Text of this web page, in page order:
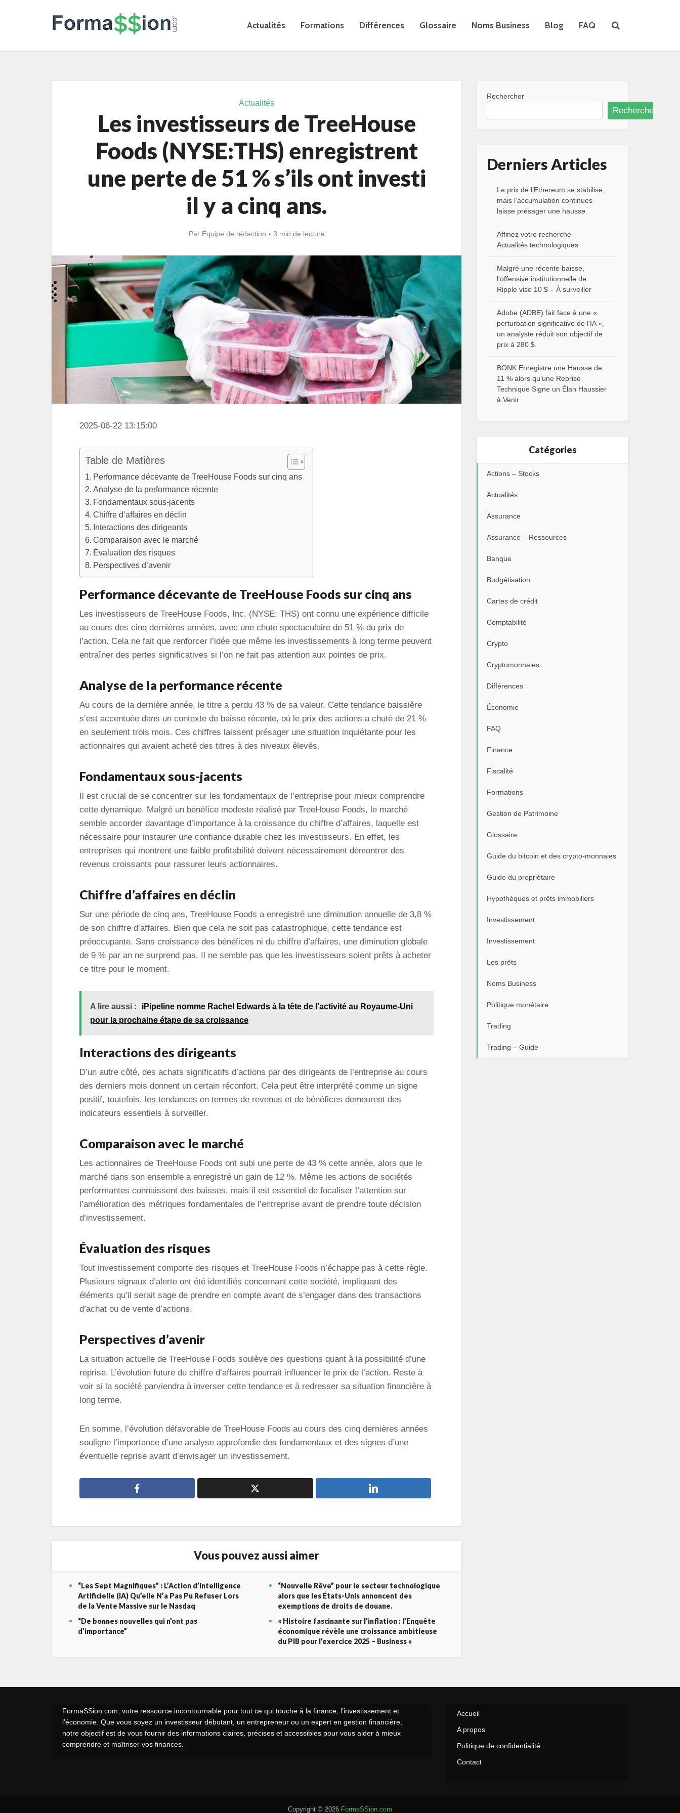
Actualités Formations Différences Glossaire Noms Business Blog FAQ
Actualités
Les investisseurs de TreeHouse
Foods (NYSE:THS) enregistrent
une perte de 51 % s’ils ont investi
il y a cinq ans.
Par Équipe de rédaction 3 min de lecture
2025-06-22 13:15:00
Table de Matières
Performance décevante de TreeHouse Foods sur cinq ans
Analyse de la performance récente
Fondamentaux sous-jacents
Chiffre d’affaires en déclin
Interactions des dirigeants
Comparaison avec le marché
Évaluation des risques
Perspectives d’avenir
Performance décevante de TreeHouse Foods sur cinq ans
Les investisseurs de TreeHouse Foods, Inc. (NYSE: THS) ont connu une expérience difficile
au cours des cinq dernières années, avec une chute spectaculaire de 51 % du prix de
l’action. Cela ne fait que renforcer l’idée que même les investissements à long terme peuvent
entraîner des pertes significatives si l’on ne fait pas attention aux pointes de prix.
Analyse de la performance récente
Au cours de la dernière année, le titre a perdu 43 % de sa valeur. Cette tendance baissière
s’est accentuée dans un contexte de baisse récente, où le prix des actions a chuté de 21 %
en seulement trois mois. Ces chiffres laissent présager une situation inquiétante pour les
actionnaires qui avaient acheté des titres à des niveaux élevés.
Fondamentaux sous-jacents
Il est crucial de se concentrer sur les fondamentaux de l’entreprise pour mieux comprendre
cette dynamique. Malgré un bénéfice modeste réalisé par TreeHouse Foods, le marché
semble accorder davantage d’importance à la croissance du chiffre d’affaires, laquelle est
nécessaire pour instaurer une confiance durable chez les investisseurs. En effet, les
entreprises qui montrent une faible profitabilité doivent nécessairement démontrer des
revenus croissants pour rassurer leurs actionnaires.
Chiffre d’affaires en déclin
Sur une période de cinq ans, TreeHouse Foods a enregistré une diminution annuelle de 3,8 %
de son chiffre d’affaires. Bien que cela ne soit pas catastrophique, cette tendance est
préoccupante. Sans croissance des bénéfices ni du chiffre d’affaires, une diminution globale
de 9 % par an ne surprend pas. Il ne semble pas que les investisseurs soient prêts à acheter
ce titre pour le moment.
A lire aussi :
iPipeline nomme Rachel Edwards à la tête de l'activité au Royaume-Uni
pour la prochaine étape de sa croissance
Interactions des dirigeants
D’un autre côté, des achats significatifs d’actions par des dirigeants de l’entreprise au cours
des derniers mois donnent un certain réconfort. Cela peut être interprété comme un signe
positif, toutefois, les tendances en termes de revenus et de bénéfices demeurent des
indicateurs essentiels à surveiller.
Comparaison avec le marché
Les actionnaires de TreeHouse Foods ont subi une perte de 43 % cette année, alors que le
marché dans son ensemble a enregistré un gain de 12 %. Même les actions de sociétés
performantes connaissent des baisses, mais il est essentiel de focaliser l’attention sur
l’amélioration des métriques fondamentales de l’entreprise avant de prendre toute décision
d’investissement.
Évaluation des risques
Tout investissement comporte des risques et TreeHouse Foods n’échappe pas à cette règle.
Plusieurs signaux d’alerte ont été identifiés concernant cette société, impliquant des
éléments qu’il serait sage de prendre en compte avant de s’engager dans des transactions
d’achat ou de vente d’actions.
Perspectives d’avenir
La situation actuelle de TreeHouse Foods soulève des questions quant à la possibilité d’une
reprise. L’évolution future du chiffre d’affaires pourrait influencer le prix de l’action. Reste à
voir si la société parviendra à inverser cette tendance et à redresser sa situation financière à
long terme.
En somme, l’évolution défavorable de TreeHouse Foods au cours des cinq dernières années
souligne l’importance d’une analyse approfondie des fondamentaux et des signes d’une
éventuelle reprise avant d’envisager un investissement.
Vous pouvez aussi aimer
“Les Sept Magnifiques” : L’Action d’Intelligence
Artificielle (IA) Qu’elle N’a Pas Pu Refuser Lors
de la Vente Massive sur le Nasdaq
“Nouvelle Rêve” pour le secteur technologique
alors que les États-Unis annoncent des
exemptions de droits de douane.
“De bonnes nouvelles qui n’ont pas
d’importance”
« Histoire fascinante sur l’inflation : l’Enquête
économique révèle une croissance ambitieuse
du PIB pour l’exercice 2025 – Business »
Rechercher
Rechercher
Derniers Articles
Le prix de l’Ethereum se stabilise,
mais l’accumulation continues
laisse présager une hausse.
Affinez votre recherche –
Actualités technologiques
Malgré une récente baisse,
l’offensive institutionnelle de
Ripple vise 10 $ – À surveiller
Adobe (ADBE) fait face à une «
perturbation significative de l’IA »,
un analyste réduit son objectif de
prix à 280 $.
BONK Enregistre une Hausse de
11 % alors qu’une Reprise
Technique Signe un Élan Haussier
à Venir
Catégories
Actions – Stocks
Actualités
Assurance
Assurance – Ressources
Banque
Budgétisation
Cartes de crédit
Comptabilité
Crypto
Cryptomonnaies
Différences
Économie
FAQ
Finance
Fiscalité
Formations
Gestion de Patrimoine
Glossaire
Guide du bitcoin et des crypto-monnaies
Guide du propriétaire
Hypothèques et prêts immobiliers
Investissement
Investissement
Les prêts
Noms Business
Politique monétaire
Trading
Trading – Guide
FormaSSion.com, votre ressource incontournable pour tout ce qui touche à la finance, l’investissement et
l’économie. Que vous soyez un investisseur débutant, un entrepreneur ou un expert en gestion financière,
notre objectif est de vous fournir des informations claires, précises et accessibles pour vous aider à mieux
comprendre et maîtriser vos finances.
Accueil
A propos
Politique de confidentialité
Contact
Copyright © 2026 FormaSSion.com